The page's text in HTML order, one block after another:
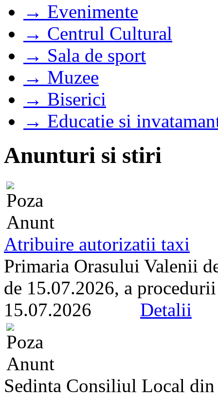
→ Evenimente
→ Centrul Cultural
→ Sala de sport
→ Muzee
→ Biserici
→ Educatie si
Anunturi si stiri
Atribuire autorizatii taxi
Primaria Orasului Valenii
de 15.07.2026, a
15.07.2026 Detalii
Sedinta Consiliul Local